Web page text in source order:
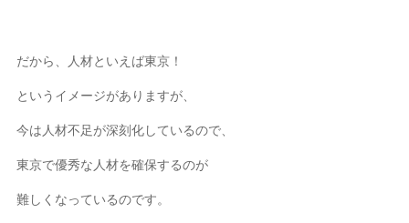
だから、人材といえば東京！
というイメージがありますが、
今は人材不足が深刻化しているので、
東京で優秀な人材を確保するのが
難しくなっているのです。